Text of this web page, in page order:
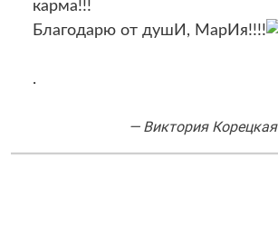
карма!!!
Благодарю от душИ, МарИя!!!!
.
— Виктория Корецкая